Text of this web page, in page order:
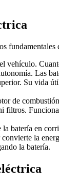
vehículo.
Las
Su vida
de
filtros.
batería en
la
la batería.